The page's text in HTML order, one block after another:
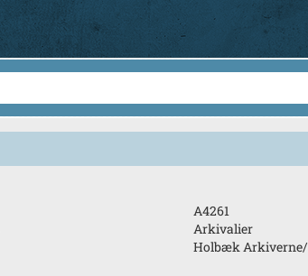
A4261
Arkivalier
Holbæk